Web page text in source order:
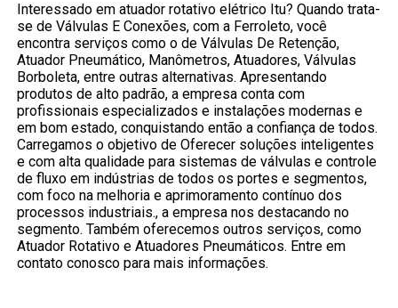
Interessado em atuador rotativo elétrico Itu? Quando trata-
se de Válvulas E Conexões, com a Ferroleto, você
encontra serviços como o de Válvulas De Retenção,
Atuador Pneumático, Manômetros, Atuadores, Válvulas
Borboleta, entre outras alternativas. Apresentando
produtos de alto padrão, a empresa conta com
profissionais especializados e instalações modernas e
em bom estado, conquistando então a confiança de todos.
Carregamos o objetivo de Oferecer soluções inteligentes
e com alta qualidade para sistemas de válvulas e controle
de fluxo em indústrias de todos os portes e segmentos,
com foco na melhoria e aprimoramento contínuo dos
processos industriais., a empresa nos destacando no
segmento. Também oferecemos outros serviços, como
Atuador Rotativo e Atuadores Pneumáticos. Entre em
contato conosco para mais informações.